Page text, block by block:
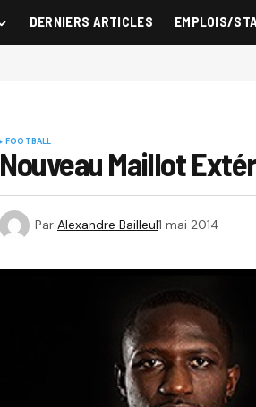
DERNIERS ARTICLES EMPLOIS/
FOOTBALL
Nouveau Maillot
Par Alexandre Bailleul1 mai 2014